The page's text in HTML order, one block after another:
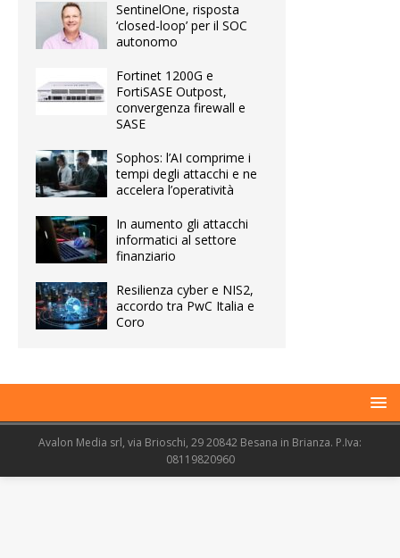
SentinelOne, risposta
‘closed-loop’ per il SOC
autonomo
Fortinet 1200G e
FortiSASE Outpost,
convergenza firewall e
SASE
Sophos: l’AI comprime i
tempi degli attacchi e ne
accelera l’operatività
In aumento gli attacchi
informatici al settore
finanziario
Resilienza cyber e NIS2,
accordo tra PwC Italia e
Coro
Avalon Media srl, via Brioschi, 29 20842 Besana in Brianza. P.Iva:
08119820960